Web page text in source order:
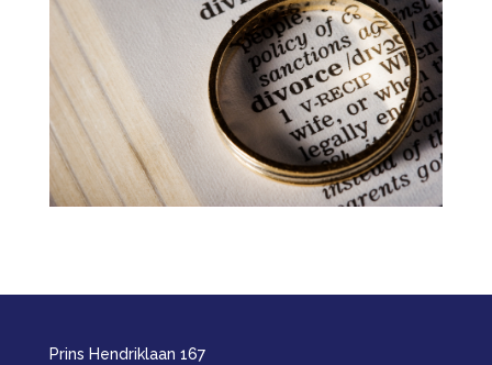
Prins Hendriklaan 167